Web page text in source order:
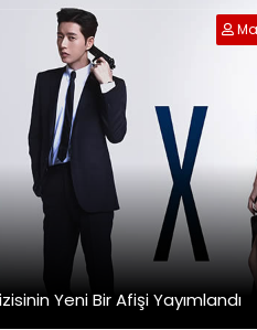
Yeni Bir Afişi Yayımlandı